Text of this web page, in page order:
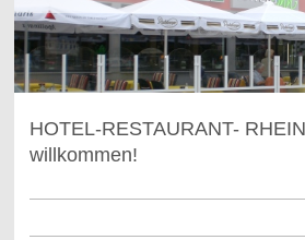
HOTEL-RESTAURANT-
willkommen!